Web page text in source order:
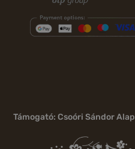
Támogató: Csoóri Sándor Alap